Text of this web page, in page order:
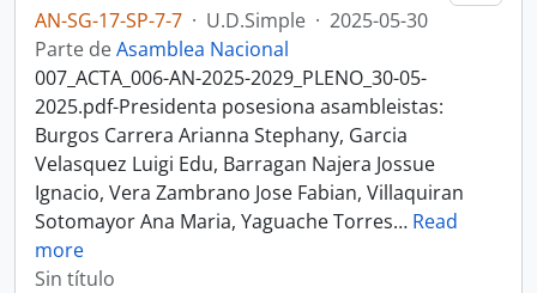
AN-SG-17-SP-7-7 · U.D.Simple · 2025-05-30
Parte deAsamblea Nacional
007_ACTA_006-AN-2025-2029_PLENO_30-05-
2025.pdf-Presidenta posesiona asambleistas:
Burgos Carrera Arianna Stephany, Garcia
Velasquez Luigi Edu, Barragan Najera Jossue
Ignacio, Vera Zambrano Jose Fabian, Villaquiran
Sotomayor Ana Maria, Yaguache Torres… Read
more
Sin título